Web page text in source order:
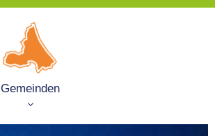
Gemeinden